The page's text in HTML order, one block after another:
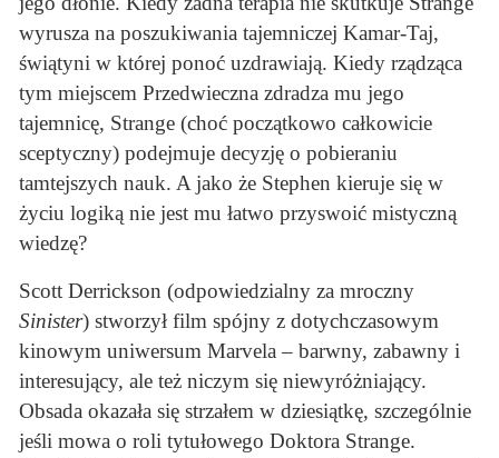
wyrusza na poszukiwania tajemniczej Kamar-Taj,
świątyni w której ponoć uzdrawiają. Kiedy rządząca
tym miejscem Przedwieczna zdradza mu jego
tajemnicę, Strange (choć początkowo całkowicie
sceptyczny) podejmuje decyzję o pobieraniu
tamtejszych nauk. A jako że Stephen kieruje się w
życiu logiką nie jest mu łatwo przyswoić mistyczną
wiedzę?
Scott Derrickson (odpowiedzialny za mroczny
Sinister) stworzył film spójny z dotychczasowym
kinowym uniwersum Marvela – barwny, zabawny i
interesujący, ale też niczym się niewyróżniający.
Obsada okazała się strzałem w dziesiątkę, szczególnie
jeśli mowa o roli tytułowego Doktora Strange.